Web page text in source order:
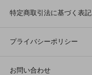
特定商取引法に基づく表記
プライバシーポリシー
お問い合わせ